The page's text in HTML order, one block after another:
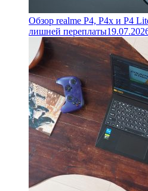
Обзор realme P4, P4x и P4
лишней переплаты